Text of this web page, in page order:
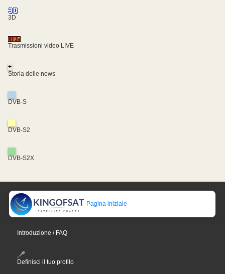
3D
Trasmissioni video LIVE
+
Storia delle news
DVB-S
DVB-S2
DVB-S2X
Pagina iniziale
Introduzione / FAQ
Definisci il tuo profilo